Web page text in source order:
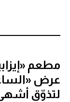
مطعم
عرض
لتذوّق